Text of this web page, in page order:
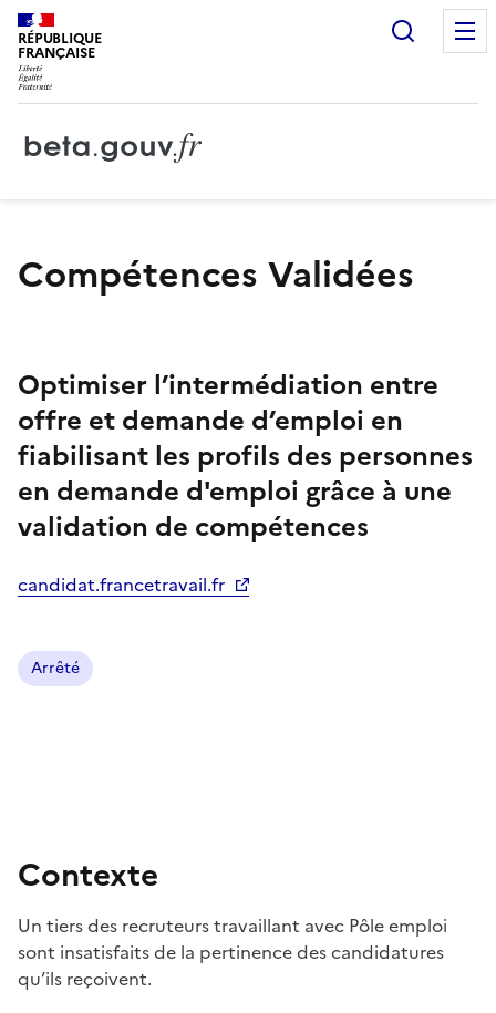
RÉPUBLIQUE
FRANÇAISE
Compétences Validées
Optimiser l’intermédiation entre
offre et demande d’emploi en
fiabilisant les profils des personnes
en demande d'emploi grâce à une
validation de compétences
candidat.francetravail.fr
Arrêté
Contexte
Un tiers des recruteurs travaillant avec Pôle emploi
sont insatisfaits de la pertinence des candidatures
qu’ils reçoivent.